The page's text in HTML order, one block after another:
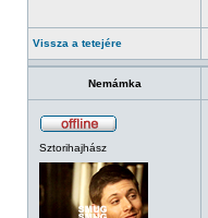
Vissza a tetejére
Nemámka
Sztorihajhász